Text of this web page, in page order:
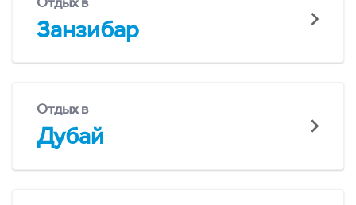
Занзибар
Отдых в
Дубай